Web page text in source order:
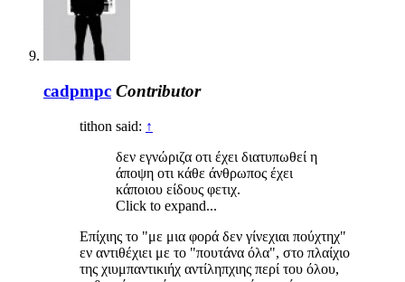
cadpmpc Contributor
tithon said: ↑
δεν εγνώριζα οτι έχει διατυπωθεί η
άποψη οτι κάθε άνθρωπος έχει
κάποιου είδους φετιχ.
Click to expand...
Επίχιης το "με μια φορά δεν γίνεχιαι πούχτηχ"
εν αντιθέχιει με το "πουτάνα όλα", στο πλαίχιο
της χιυμπαντικιήχ αντίληπχιης περί του όλου,